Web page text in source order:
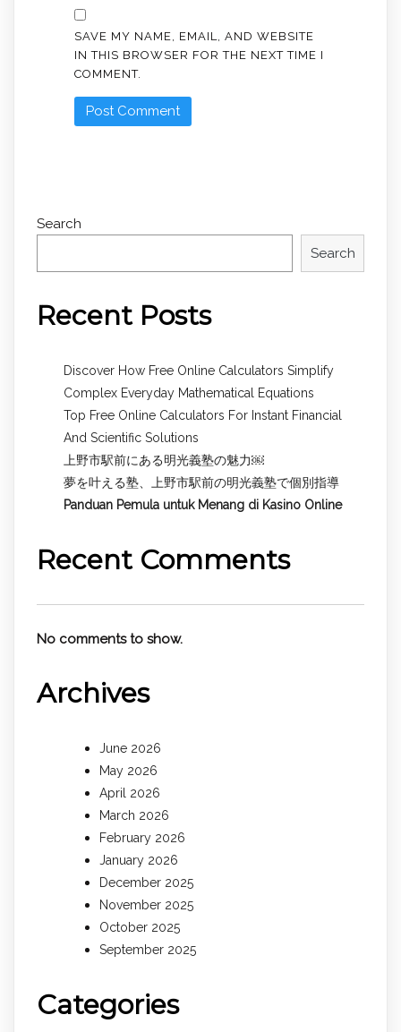
SAVE MY NAME, EMAIL, AND WEBSITE
IN THIS BROWSER FOR THE NEXT TIME I
COMMENT.
Search
Search
Recent Posts
Discover How Free Online Calculators Simplify
Complex Everyday Mathematical Equations
Top Free Online Calculators For Instant Financial
And Scientific Solutions
上野市駅前にある明光義塾の魅力￼
夢を叶える塾、上野市駅前の明光義塾で個別指導
Panduan Pemula untuk Menang di Kasino Online
Recent Comments
No comments to show.
Archives
June 2026
May 2026
April 2026
March 2026
February 2026
January 2026
December 2025
November 2025
October 2025
September 2025
Categories